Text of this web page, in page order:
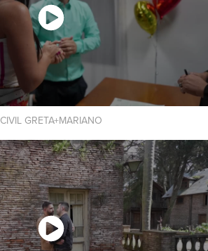
CIVIL GRETA+MARIANO